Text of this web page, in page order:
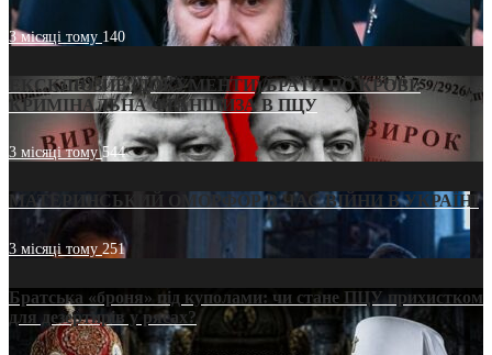
3 місяці тому 140
ЕКСКЛЮЗИВ (ДОКУМЕНТИ)/БРАТИ ПО КРОВІ:
КРИМІНАЛЬНА ФРАНШИЗА В ПЦУ
3 місяці тому544
МАТЕРИНСЬКИЙ ОМОРФОР В ЧАС ВІЙНИ В УКРАЇНІ
3 місяці тому251
Братська «броня» під куполами: чи стане ПЦУ прихистком
для дезертирів у рясах?